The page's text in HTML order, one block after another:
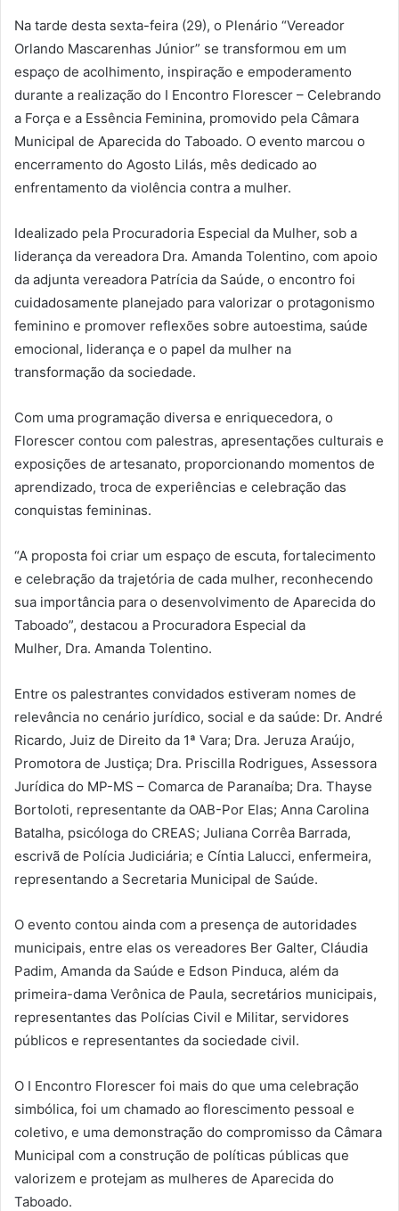
Na tarde desta sexta-feira (29), o Plenário “Vereador
Orlando Mascarenhas Júnior” se transformou em um
espaço de acolhimento, inspiração e empoderamento
durante a realização do I Encontro Florescer – Celebrando
a Força e a Essência Feminina, promovido pela Câmara
Municipal de Aparecida do Taboado. O evento marcou o
encerramento do Agosto Lilás, mês dedicado ao
enfrentamento da violência contra a mulher.
Idealizado pela Procuradoria Especial da Mulher, sob a
liderança da vereadora Dra. Amanda Tolentino, com apoio
da adjunta vereadora Patrícia da Saúde, o encontro foi
cuidadosamente planejado para valorizar o protagonismo
feminino e promover reflexões sobre autoestima, saúde
emocional, liderança e o papel da mulher na
transformação da sociedade.
Com uma programação diversa e enriquecedora, o
Florescer contou com palestras, apresentações culturais e
exposições de artesanato, proporcionando momentos de
aprendizado, troca de experiências e celebração das
conquistas femininas.
“A proposta foi criar um espaço de escuta, fortalecimento
e celebração da trajetória de cada mulher, reconhecendo
sua importância para o desenvolvimento de Aparecida do
Taboado”, destacou a Procuradora Especial da
Mulher, Dra. Amanda Tolentino.
Entre os palestrantes convidados estiveram nomes de
relevância no cenário jurídico, social e da saúde: Dr. André
Ricardo, Juiz de Direito da 1ª Vara; Dra. Jeruza Araújo,
Promotora de Justiça; Dra. Priscilla Rodrigues, Assessora
Jurídica do MP-MS – Comarca de Paranaíba; Dra. Thayse
Bortoloti, representante da OAB-Por Elas; Anna Carolina
Batalha, psicóloga do CREAS; Juliana Corrêa Barrada,
escrivã de Polícia Judiciária; e Cíntia Lalucci, enfermeira,
representando a Secretaria Municipal de Saúde.
O evento contou ainda com a presença de autoridades
municipais, entre elas os vereadores Ber Galter, Cláudia
Padim, Amanda da Saúde e Edson Pinduca, além da
primeira-dama Verônica de Paula, secretários municipais,
representantes das Polícias Civil e Militar, servidores
públicos e representantes da sociedade civil.
O I Encontro Florescer foi mais do que uma celebração
simbólica, foi um chamado ao florescimento pessoal e
coletivo, e uma demonstração do compromisso da Câmara
Municipal com a construção de políticas públicas que
valorizem e protejam as mulheres de Aparecida do
Taboado.